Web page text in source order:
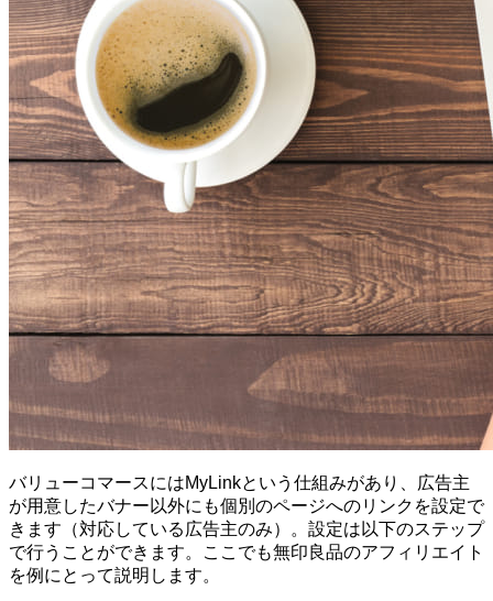
バリューコマースにはMyLinkという仕組みがあり、広告主
が用意したバナー以外にも個別のページへのリンクを設定で
きます（対応している広告主のみ）。設定は以下のステップ
で行うことができます。ここでも無印良品のアフィリエイト
を例にとって説明します。